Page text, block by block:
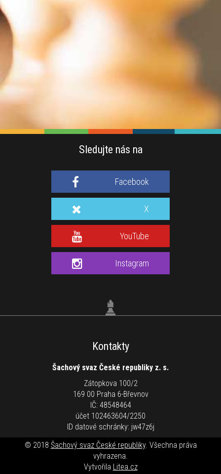
Sledujte nás na
Facebook
X
YouTube
Instagram
Kontakty
Šachový svaz České republiky z. s.
Zátopkova 100/2
169 00 Praha 6-Břevnov
IČ: 48548464
účet 102463604/2250
ID datové schránky: jw47z6j
© 2018 Šachový svaz České republiky. Všechna práva
vyhrazena.
Vytvořila Litea.cz